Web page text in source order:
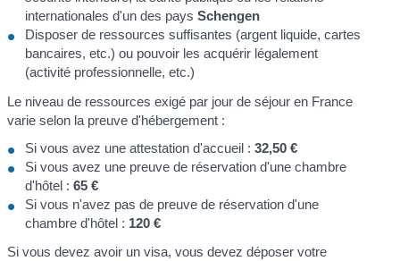
internationales d'un des paysSchengen
Disposer de ressources suffisantes (argent liquide, cartes
bancaires, etc.) ou pouvoir les acquérir légalement
(activité professionnelle, etc.)
Le niveau de ressources exigé par jour de séjour en France
varie selon la preuve d'hébergement :
Si vous avez une attestation d'accueil :32,50 €
Si vous avez une preuve de réservation d'une chambre
d'hôtel :65 €
Si vous n'avez pas de preuve de réservation d'une
chambre d'hôtel : 120 €
Si vous devez avoir un visa, vous devez déposer votre